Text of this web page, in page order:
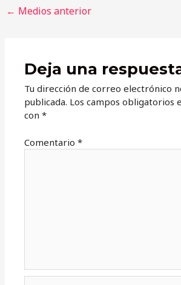
Navegación
← Medios anterior
Deja una
Tu dirección de correo electrónico
publicada. Los campos obligatorios
con*
Comentario*